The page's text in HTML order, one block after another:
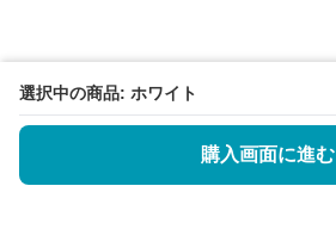
選択中の商品: ホワイト
購入画面に進む